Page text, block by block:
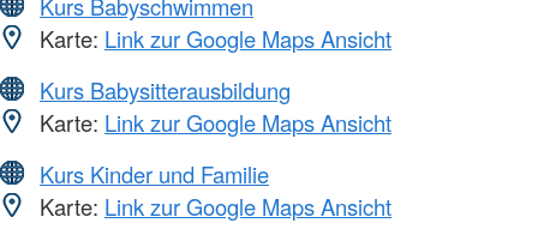
Karte: Link zur Google Maps Ansicht
Kurs Babysitterausbildung
Karte: Link zur Google Maps Ansicht
Kurs Kinder und Familie
Karte: Link zur Google Maps Ansicht